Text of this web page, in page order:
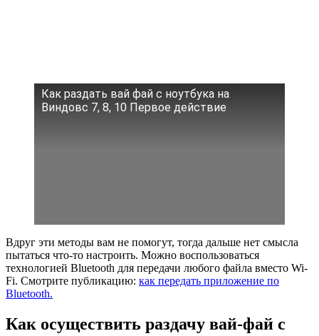
Как раздать вай фай с ноутбука на
Виндовс 7, 8, 10 Первое действие
Вдруг эти методы вам не помогут, тогда дальше нет смысла
пытаться что-то настроить. Можно воспользоваться
технологией Bluetooth для передачи любого файла вместо Wi-
Fi. Смотрите публикацию: как передать приложение по
Bluetooth.
Как осуществить раздачу вай-фай с